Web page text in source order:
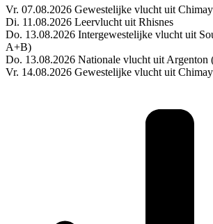
Vr. 07.08.2026 Gewestelijke vlucht uit
Di. 11.08.2026 Leervlucht uit Rhisnes
Do. 13.08.2026 Intergewestelijke vlucht uit
A+B)
Do. 13.08.2026 Nationale vlucht uit
Vr. 14.08.2026 Gewestelijke vlucht uit